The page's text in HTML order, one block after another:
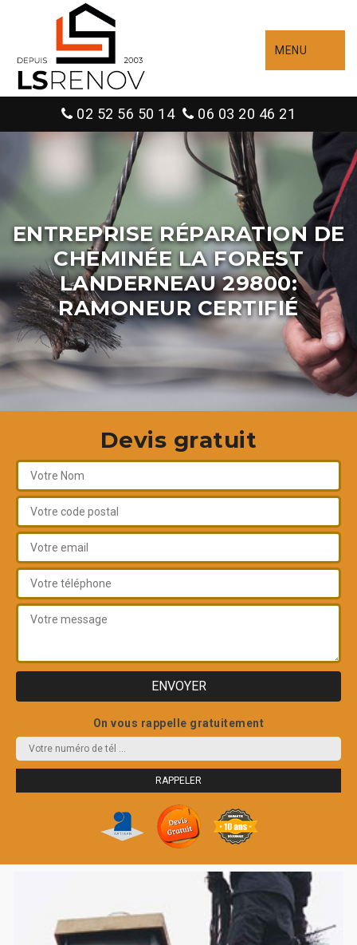
MENU
02 52 56 50 14 06 03 20 46 21
ENTREPRISE RÉPARATION DE
CHEMINÉE LA FOREST
LANDERNEAU 29800:
RAMONEUR CERTIFIÉ
Devis gratuit
On vous rappelle gratuitement